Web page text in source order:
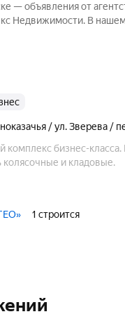
— объявления от
Недвижимости. В
/ ул. Зверева /
комплекс бизнес-
колясочные и кладовые.
1 строится